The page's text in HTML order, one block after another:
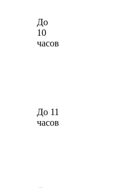
До
10
часов
До 11
часов